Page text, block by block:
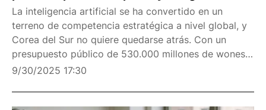
La inteligencia artificial se ha convertido en un
terreno de competencia estratégica a nivel global, y
Corea del Sur no quiere quedarse atrás. Con un
presupuesto público de 530.000 millones de wones
(unos 390 millones de dólares), el gobierno ha
9/30/2025 17:30